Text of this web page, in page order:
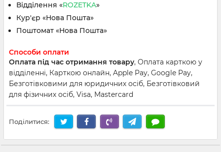
Відділення «ROZETKA»
Кур'єр «Нова Пошта»
Поштомат «Нова Пошта»
Способи оплати
Оплата під час отримання товару, Оплата карткою у
відділенні, Карткою онлайн, Apple Pay, Google Pay,
Безготівковими для юридичних осіб, Безготівковий
для фізичних осіб, Visa, Mastercard
Поділитися: